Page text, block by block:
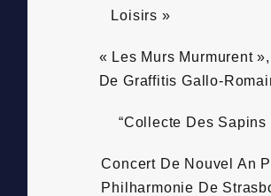
Loisirs »
« Les Murs Murmurent
De Graffitis Gallo-
“Collecte Des Sapins
Concert De Nouvel An
Philharmonie De